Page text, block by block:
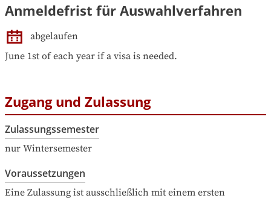
Anmeldefrist für Auswahlverfahren
abgelaufen
June 1st of each year if a visa is needed.
Zugang und Zulassung
Zulassungssemester
nur Wintersemester
Voraussetzungen
Eine Zulassung ist ausschließlich mit einem ersten